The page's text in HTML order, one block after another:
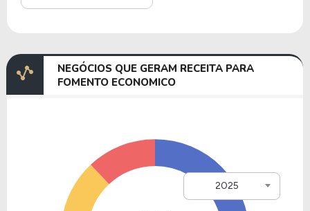
NEGÓCIOS QUE GERAM RECEITA PARA
FOMENTO ECONOMICO
2025